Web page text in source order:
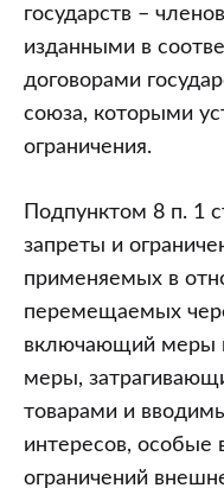
государств –
изданными в
договорами
союза, которыми
ограничения.
Подпунктом 8 п. 1
запреты и
применяемых в
перемещаемых
включающий меры
меры,
товарами и
интересов, особые
ограничений